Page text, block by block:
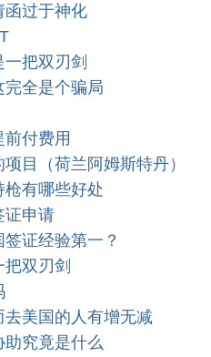
函过于神化
把双刃剑
完全是个骗局
付费用
目（荷兰阿姆斯特丹）
枪有哪些好处
证申请
证经验第一？
双刃剑
美国的人有增无减
究竟是什么